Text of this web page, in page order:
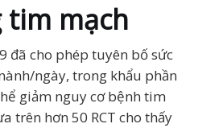
tim mạch
đã cho phép tuyên bố sức
ngày, trong khẩu phần
giảm nguy cơ bệnh tim
trên hơn 50 RCT cho thấy